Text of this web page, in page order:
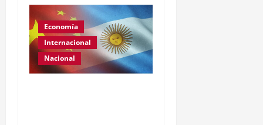
Economía
Internacional
Nacional